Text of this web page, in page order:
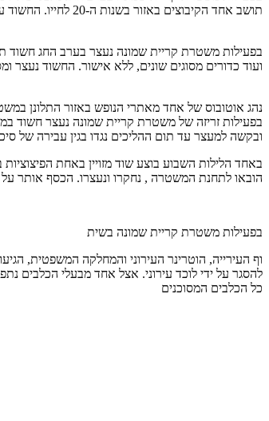
תושב אחד הקיבוצים באזור בשנות ה-20 לחייו. החשוד עוכב לחקירה, נחקר ומסר את גרסתו. הוא שוחרר בערבות בסיום החקירה.
ועוד כדורים מסוגים שונים, ללא אישור. החשוד
ובקשה למעצר עד תום ההליכים נגדו בגין עבירה של
הובאו לתחנת המשטרה , נחקרו ונעצרו. הכסף אותר
בפעילות משטרת קריית שמונה בשית
וף העירייה, הוטרינר העירוני והמחלקה המשפטית,
כל הכלבים המסוכנים